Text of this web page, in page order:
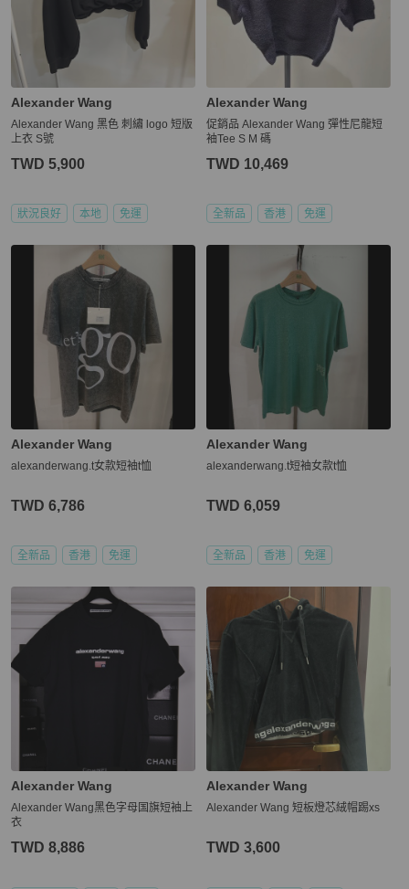
Alexander Wang
Alexander Wang 黑色 刺繡 logo 短版
上衣 S號
TWD 5,900
狀況良好 本地 免運
Alexander Wang
促銷品 Alexander Wang 彈性尼龍短
袖Tee S M 碼
TWD 10,469
全新品 香港 免運
Alexander Wang
alexanderwang.t女款短袖t恤
TWD 6,786
全新品 香港 免運
Alexander Wang
alexanderwang.t短袖女款t恤
TWD 6,059
全新品 香港 免運
Alexander Wang
Alexander Wang黑色字母国旗短袖上
衣
TWD 8,886
Alexander Wang
Alexander Wang 短板燈芯絨帽踢xs
TWD 3,600